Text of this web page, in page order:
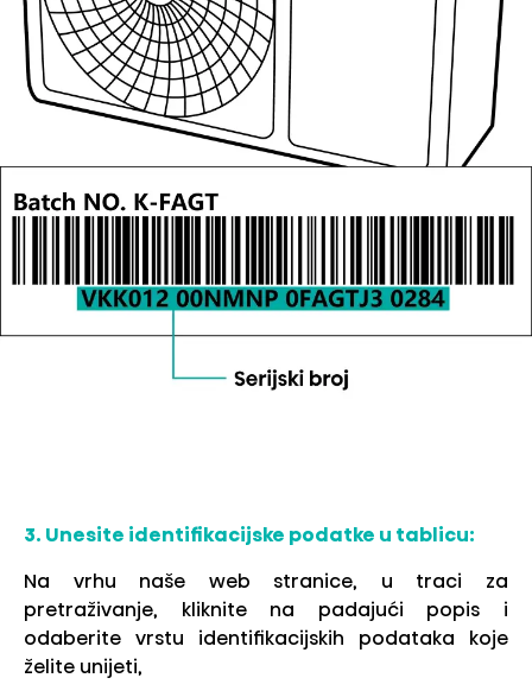
3. Unesite identifikacijske podatke u tablicu:
Na vrhu naše web stranice, u traci za
pretraživanje, kliknite na padajući popis i
odaberite vrstu identifikacijskih podataka koje
želite unijeti,